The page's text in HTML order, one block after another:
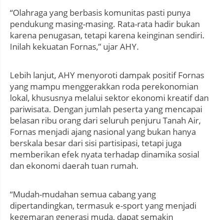
“Olahraga yang berbasis komunitas pasti punya
pendukung masing-masing. Rata-rata hadir bukan
karena penugasan, tetapi karena keinginan sendiri.
Inilah kekuatan Fornas,” ujar AHY.
Lebih lanjut, AHY menyoroti dampak positif Fornas
yang mampu menggerakkan roda perekonomian
lokal, khususnya melalui sektor ekonomi kreatif dan
pariwisata. Dengan jumlah peserta yang mencapai
belasan ribu orang dari seluruh penjuru Tanah Air,
Fornas menjadi ajang nasional yang bukan hanya
berskala besar dari sisi partisipasi, tetapi juga
memberikan efek nyata terhadap dinamika sosial
dan ekonomi daerah tuan rumah.
“Mudah-mudahan semua cabang yang
dipertandingkan, termasuk e-sport yang menjadi
kegemaran generasi muda, dapat semakin